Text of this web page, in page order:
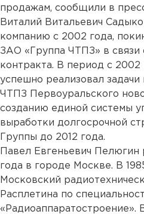
продажам, сообщили в
Виталий Витальевич
компанию с 2002 года,
ЗАО «Группа ЧТПЗ» в связи
контракта. В период с
успешно реализовал
ЧТПЗ Первоуральского
созданию единой системы
выработки долгосрочной
Группы до 2012 года.
Павел Евгеньевич Пелюгин
года в городе Москве. В
Московский
Расплетина по
«Радиоаппаратостроение».